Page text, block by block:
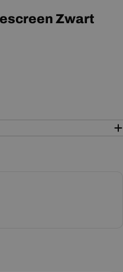
Zwart